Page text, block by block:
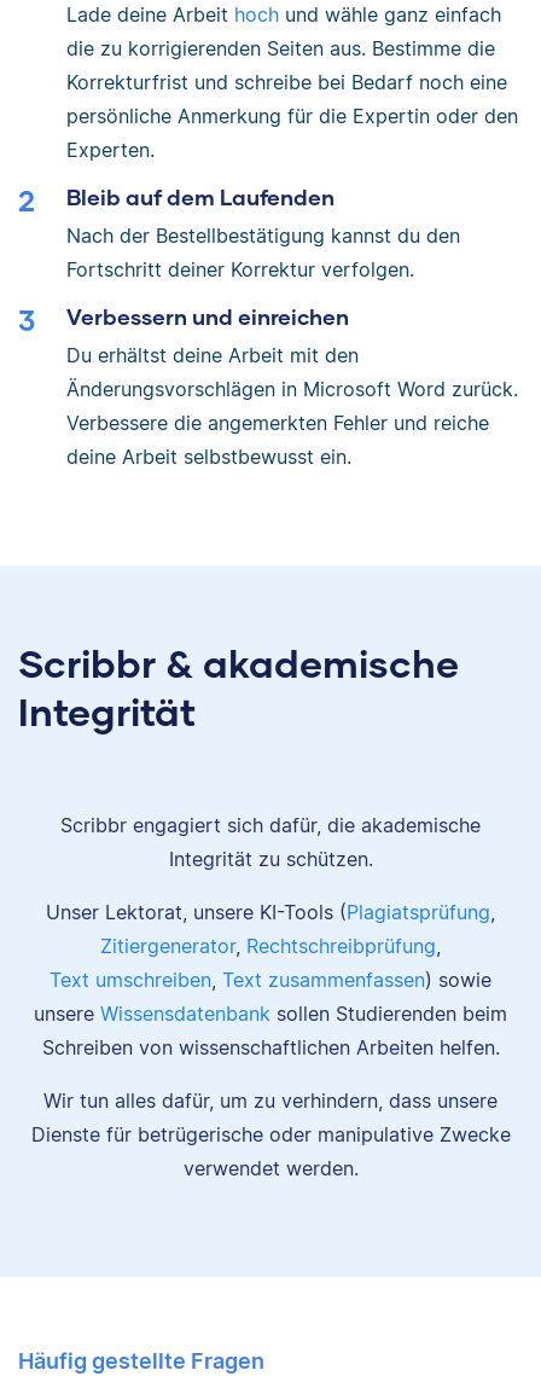
Lade deine Arbeit hoch und wähle ganz einfach
die zu korrigierenden Seiten aus. Bestimme die
Korrekturfrist und schreibe bei Bedarf noch eine
persönliche Anmerkung für die Expertin oder den
Experten.
Bleib auf dem Laufenden
Nach der Bestellbestätigung kannst du den
Fortschritt deiner Korrektur verfolgen.
Verbessern und einreichen
Du erhältst deine Arbeit mit den
Änderungsvorschlägen in Microsoft Word zurück.
Verbessere die angemerkten Fehler und reiche
deine Arbeit selbstbewusst ein.
Scribbr & akademische
Integrität
Scribbr engagiert sich dafür, die akademische
Integrität zu schützen.
Unser Lektorat, unsere KI-Tools (Plagiatsprüfung
Zitiergenerator, Rechtschreibprüfung
Text umschreiben Text zusammenfassen) sowie
unsere Wissensdatenbank sollen Studierenden beim
Schreiben von wissenschaftlichen Arbeiten helfen.
Wir tun alles dafür, um zu verhindern, dass unsere
Dienste für betrügerische oder manipulative Zwecke
verwendet werden.
Häufig gestellte Fragen